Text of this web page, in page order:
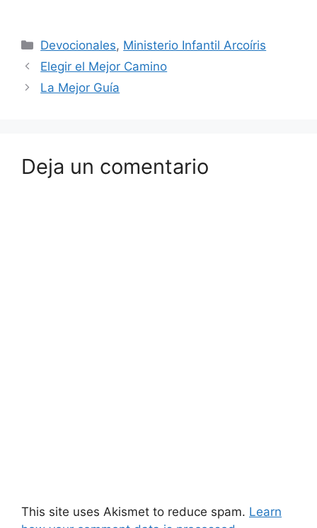
Devocionales, Ministerio Infantil Arcoíris
Elegir el Mejor Camino
La Mejor Guía
Deja un comentario
This site uses Akismet to reduce spam. Learn